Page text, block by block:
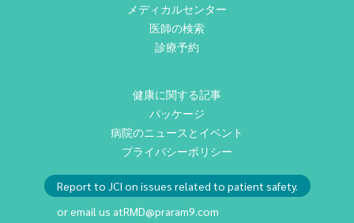
メディカルセンター
医師の検索
診療予約
健康に関する記事
パッケージ
病院のニュースとイベント
プライバシーポリシー
Report to JCI on issues related to patient safety.
or email us atRMD@praram9.com